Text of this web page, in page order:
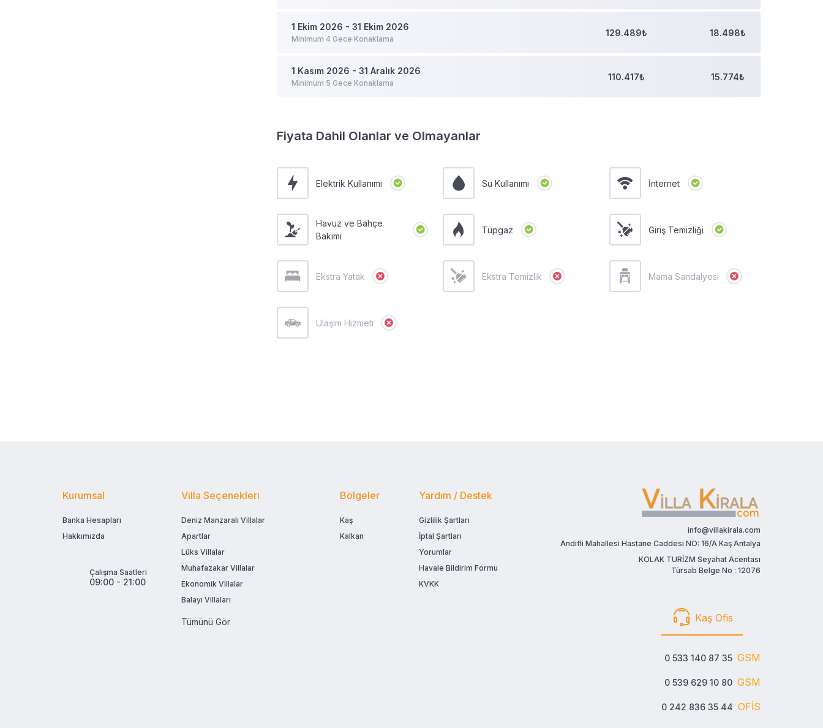
1 Ekim 2026 - 31 Ekim 2026
Minimum 4 Gece Konaklama
129.489₺ 18.498₺
1 Kasım 2026 - 31 Aralık 2026
Minimum 5 Gece Konaklama
110.417₺ 15.774₺
Fiyata Dahil Olanlar ve Olmayanlar
Elektrik Kullanımı Su Kullanımı İnternet
Havuz ve Bahçe
Bakımı
Tüpgaz Giriş Temizliği
Ekstra Yatak Ekstra Temizlik Mama Sandalyesi
Ulaşım Hizmeti
Kurumsal
Banka Hesapları
Hakkımızda
Çalışma Saatleri
09:00 - 21:00
Villa Seçenekleri
Deniz Manzaralı Villalar
Apartlar
Lüks Villalar
Muhafazakar Villalar
Ekonomik Villalar
Balayı Villaları
Tümünü Gör
Bölgeler
Kaş
Kalkan
Yardım / Destek
Gizlilik Şartları
İptal Şartları
Yorumlar
Havale Bildirim Formu
KVKK
info@villakirala.com
Andifli Mahallesi Hastane Caddesi NO: 16/A Kaş Antalya
KOLAK TURİZM Seyahat Acentası
Türsab Belge No : 12076
Kaş Ofis
0 533 140 87 35 GSM
0 539 629 10 80 GSM
0 242 836 35 44 OFİS